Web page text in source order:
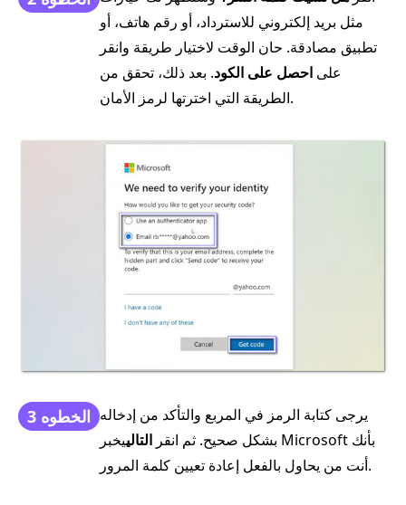
مثل بريد إلكتروني للاسترداد، أو رقم هاتف، أو
تطبيق مصادقة. حان الوقت لاختيار طريقة وانقر
على احصل على الكود. بعد ذلك، تحقق من
الطريقة التي اخترتها لرمز الأمان.
الخطوه 3 يرجى كتابة الرمز في المربع والتأكد من إدخاله
بشكل صحيح. ثم انقر التالييخبر Microsoft بأنك
أنت من يحاول بالفعل إعادة تعيين كلمة المرور.